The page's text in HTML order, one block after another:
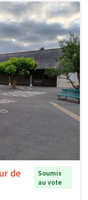
de
Soumis
au vote